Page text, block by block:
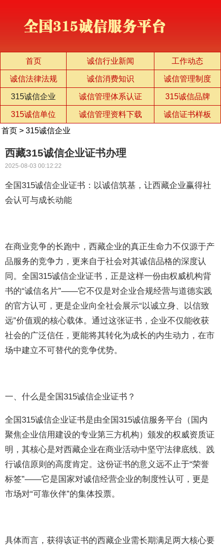
首页 诚信行业新闻 工作动态
诚信法律法规 诚信消费知识 诚信管理制度
315诚信企业 诚信管理体系认证 315诚信品牌
315诚信单位 诚信管理资料下载
诚信证书样板
首页 > 315诚信企业
西藏315诚信企业证书办理
2025-08-03 00:12:22
全国315诚信企业证书：以诚信筑基，让西藏企业赢得社
会认可与成长动能
在商业竞争的长跑中，西藏企业的真正生命力不仅源于产
品服务的竞争力，更来自于社会对其诚信品格的深度认
同。全国315诚信企业证书，正是这样一份由权威机构背
书的“诚信名片”——它不仅是对企业合规经营与道德实践
的官方认可，更是企业向全社会展示“以诚立身、以信致
远”价值观的核心载体。通过这张证书，企业不仅能收获
社会的广泛信任，更能将其转化为成长的内生动力，在市
场中建立不可替代的竞争优势。
一、什么是全国315诚信企业证书？
全国315诚信企业证书是由全国315诚信服务平台（国内
聚焦企业信用建设的专业第三方机构）颁发的权威资质证
明，其核心是对西藏企业在商业活动中坚守法律底线、践
行诚信原则的高度肯定。这份证书的意义远不止于“荣誉
标签”——它是国家对诚信经营企业的制度性认可，更是
市场对“可靠伙伴”的集体投票。
具体而言，获得该证书的西藏企业需长期满足两大核心要